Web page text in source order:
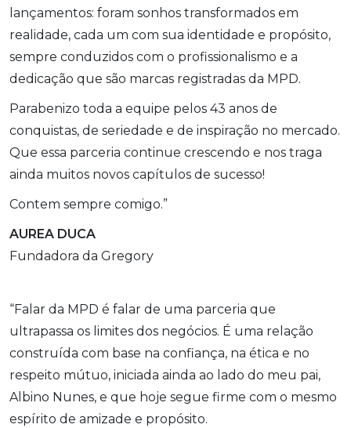
lançamentos: foram sonhos transformados em
realidade, cada um com sua identidade e propósito,
sempre conduzidos com o profissionalismo e a
dedicação que são marcas registradas da MPD.
Parabenizo toda a equipe pelos 43 anos de
conquistas, de seriedade e de inspiração no mercado.
Que essa parceria continue crescendo e nos traga
ainda muitos novos capítulos de sucesso!
Contem sempre comigo.”
AUREA DUCA
Fundadora da Gregory
“Falar da MPD é falar de uma parceria que
ultrapassa os limites dos negócios. É uma relação
construída com base na confiança, na ética e no
respeito mútuo, iniciada ainda ao lado do meu pai,
Albino Nunes, e que hoje segue firme com o mesmo
espírito de amizade e propósito.